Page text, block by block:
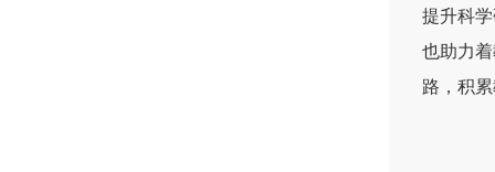
提升科
也助力
路，积